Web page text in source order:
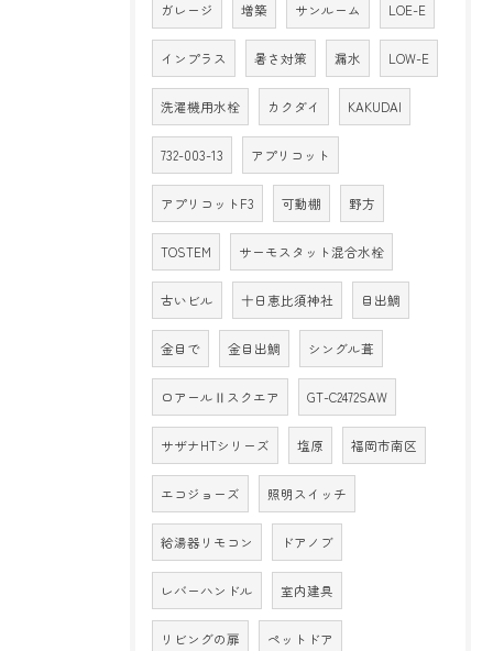
ガレージ 増築 サンルーム LOE-E
インプラス 暑さ対策 漏水 LOW-E
洗濯機用水栓 カクダイ KAKUDAI
732-003-13 アプリコット
アプリコットF3 可動棚 野方
TOSTEM サーモスタット混合水栓
古いビル 十日恵比須神社 目出鯛
金目で 金目出鯛 シングル葺
ロアールⅡスクエア GT-C2472SAW
サザナHTシリーズ 塩原 福岡市南区
エコジョーズ 照明スイッチ
給湯器リモコン ドアノブ
レバーハンドル 室内建具
リビングの扉 ペットドア